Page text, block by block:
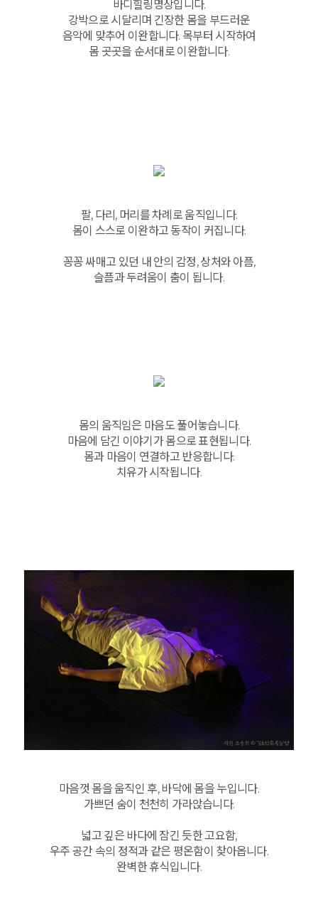
바디힐링명상입니다.
강박으로 시달리며 긴장한 몸을 부드러운
음악에 맞추어 이완합니다. 목부터 시작하여
몸 곳곳을 순서대로 이완합니다.
팔, 다리, 머리를 차례로 움직입니다.
몸이 스스로 이완하고 동작이 커집니다.
꽁꽁 싸매고 있던 내 안의 감정, 상처와 아픔,
슬픔과 두려움이 춤이 됩니다.
몸의 움직임은 마음도 풀어놓습니다.
마음에 담긴 이야기가 몸으로 표현됩니다.
몸과 마음이 연결하고 반응합니다.
치유가 시작됩니다.
마음껏 몸을 움직인 후, 바닥에 몸을 누입니다.
가쁘던 숨이 천천히 가라앉습니다.
넓고 깊은 바다에 잠긴 듯한 고요함,
우주 공간 속의 정적과 같은 평온함이 찾아옵니다.
완벽한 휴식입니다.